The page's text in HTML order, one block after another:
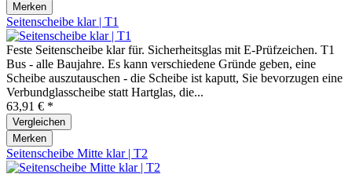
Merken
Seitenscheibe klar | T1
Feste Seitenscheibe klar für. Sicherheitsglas mit E-Prüfzeichen. T1
Bus - alle Baujahre. Es kann verschiedene Gründe geben, eine
Scheibe auszutauschen - die Scheibe ist kaputt, Sie bevorzugen eine
Verbundglasscheibe statt Hartglas, die...
63,91 € *
Vergleichen
Merken
Seitenscheibe Mitte klar | T2